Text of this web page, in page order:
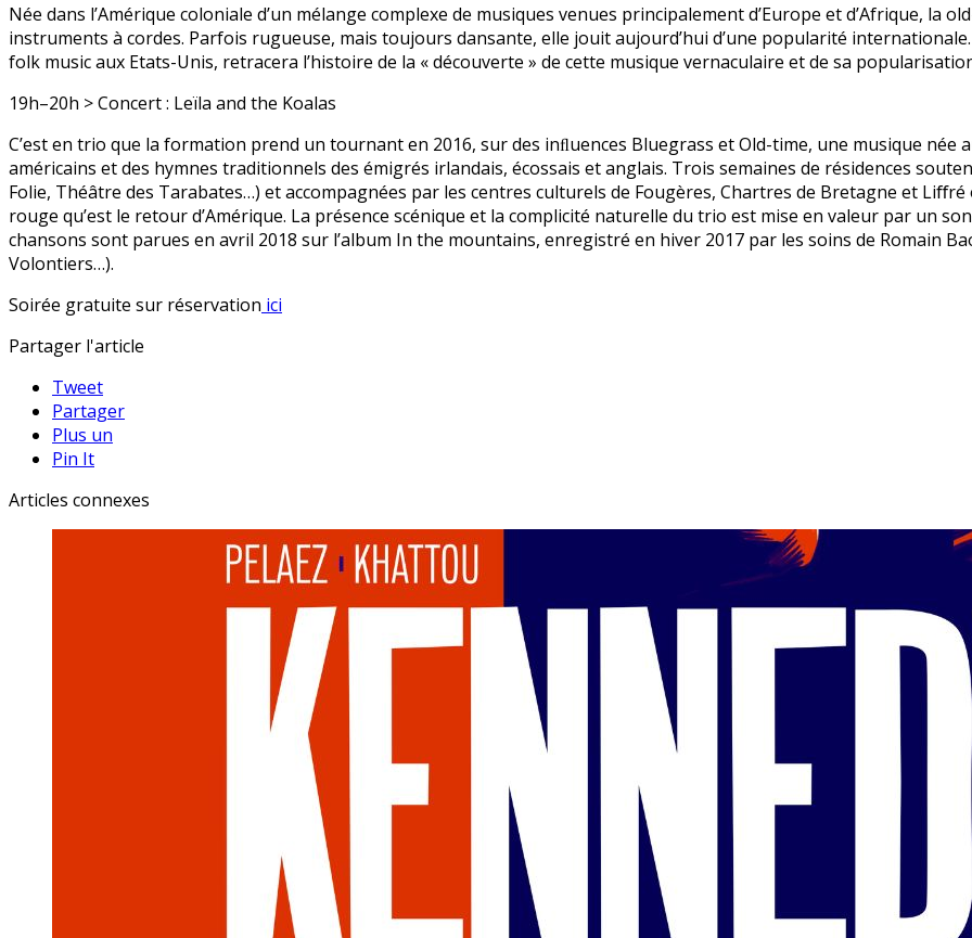
Née dans l’Amérique coloniale d’un mélange complexe de musiques venues principalement d’Europe et d’Afrique, la
instruments à cordes. Parfois rugueuse, mais toujours dansante, elle jouit aujourd’hui d’une popularité
folk music aux Etats-Unis, retracera l’histoire de la « découverte » de cette musique vernaculaire et de sa
19h–20h > Concert : Leïla and the Koalas
C’est en trio que la formation prend un tournant en 2016, sur des inﬂuences Bluegrass et Old-time, une musique née
américains et des hymnes traditionnels des émigrés irlandais, écossais et anglais. Trois semaines de résidences
Folie, Théâtre des Tarabates…) et accompagnées par les centres culturels de Fougères, Chartres de Bretagne et
rouge qu’est le retour d’Amérique. La présence scénique et la complicité naturelle du trio est mise en valeur par un
chansons sont parues en avril 2018 sur l’album In the mountains, enregistré en hiver 2017 par les soins de Romain
Volontiers…).
Soirée gratuite sur réservation ici
Partager l'article
Tweet
Partager
Plus un
Pin It
Articles connexes